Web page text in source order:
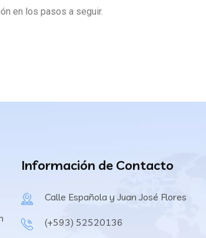
en los pasos a seguir.
Información de Contacto
Calle Española y Juan José Flores
(+593) 52520136